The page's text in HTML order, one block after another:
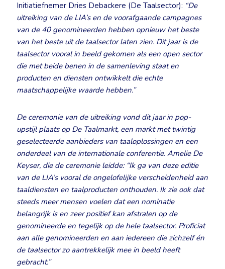
Initiatiefnemer Dries Debackere (De Taalsector): “De
uitreiking van de LIA’s en de voorafgaande campagnes
van de 40 genomineerden hebben opnieuw het beste
van het beste uit de taalsector laten zien. Dit jaar is de
taalsector vooral in beeld gekomen als een open sector
die met beide benen in de samenleving staat en
producten en diensten ontwikkelt die echte
maatschappelijke waarde hebben.”
De ceremonie van de uitreiking vond dit jaar in pop-
upstijl plaats op De Taalmarkt, een markt met twintig
geselecteerde aanbieders van taaloplossingen en een
onderdeel van de internationale conferentie. Amelie De
Keyser, die de ceremonie leidde: “Ik ga van deze editie
van de LIA’s vooral de ongelofelijke verscheidenheid aan
taaldiensten en taalproducten onthouden. Ik zie ook dat
steeds meer mensen voelen dat een nominatie
belangrijk is en zeer positief kan afstralen op de
genomineerde en tegelijk op de hele taalsector. Proficiat
aan alle genomineerden en aan iedereen die zichzelf én
de taalsector zo aantrekkelijk mee in beeld heeft
gebracht.”